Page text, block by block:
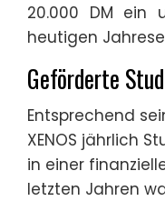
20.000 DM ein
heutigen
Geförderte
Entsprechend
XENOS jährlich
in einer
letzten Jahren